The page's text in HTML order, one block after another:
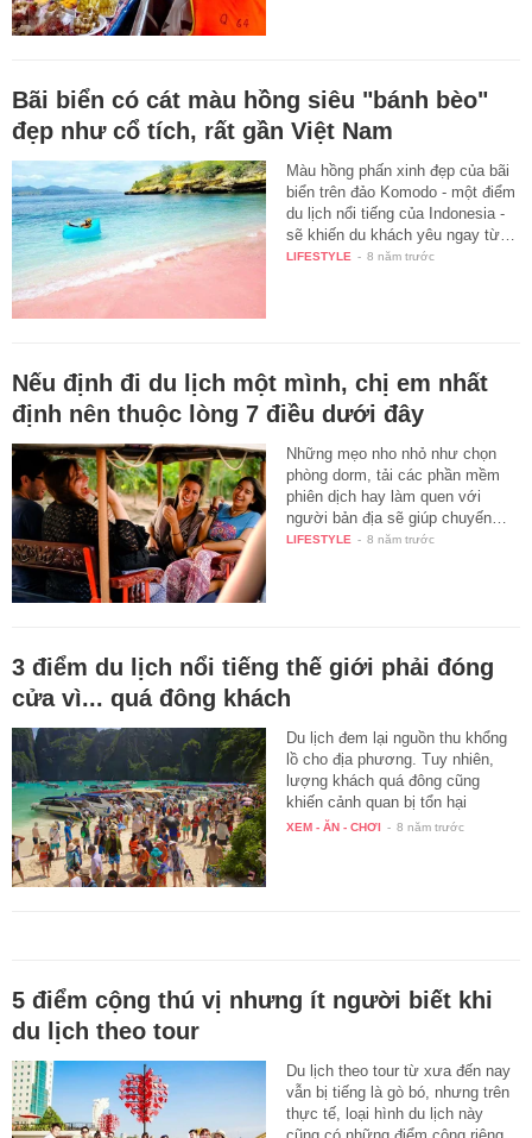
Bãi biển có cát màu hồng siêu "bánh bèo"
đẹp như cổ tích, rất gần Việt Nam
Màu hồng phấn xinh đẹp của bãi
biển trên đảo Komodo - một điểm
du lịch nổi tiếng của Indonesia -
sẽ khiến du khách yêu ngay từ…
LIFESTYLE - 8 năm trước
Nếu định đi du lịch một mình, chị em nhất
định nên thuộc lòng 7 điều dưới đây
Những mẹo nho nhỏ như chọn
phòng dorm, tải các phần mềm
phiên dịch hay làm quen với
người bản địa sẽ giúp chuyến…
LIFESTYLE - 8 năm trước
3 điểm du lịch nổi tiếng thế giới phải đóng
cửa vì... quá đông khách
Du lịch đem lại nguồn thu khổng
lồ cho địa phương. Tuy nhiên,
lượng khách quá đông cũng
khiến cảnh quan bị tổn hại
nặng…
XEM - ĂN - CHƠI - 8 năm trước
5 điểm cộng thú vị nhưng ít người biết khi
du lịch theo tour
Du lịch theo tour từ xưa đến nay
vẫn bị tiếng là gò bó, nhưng trên
thực tế, loại hình du lịch này